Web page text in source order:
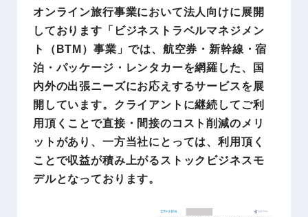
オンライン旅行事業において法人向けに展開
しております「ビジネストラベルマネジメン
ト（BTM）事業」では、航空券・新幹線・宿
泊・パッケージ・レンタカーを網羅した、国
内外の出張ニーズにお応えするサービスを展
開しています。クライアントに継続してご利
用頂くことで直接・間接のコスト削減のメリ
ットがあり、一方当社にとっては、利用頂く
ことで収益が積み上がるストックビジネスモ
デルとなっております。